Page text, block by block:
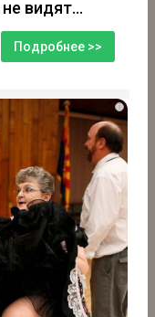
видят...
Подробнее >>
i